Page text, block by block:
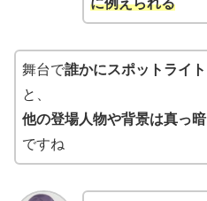
に例えられる
舞台で誰かにスポットライ
と、
他の登場人物や背景は真っ
ですね